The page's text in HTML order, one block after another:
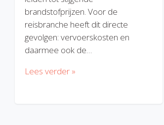
brandstofprijzen. Voor de
reisbranche heeft dit directe
gevolgen: vervoerskosten en
daarmee ook de…
Lees verder »